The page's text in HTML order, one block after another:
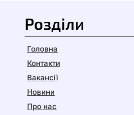
Розділи
Головна
Контакти
Вакансії
Новини
Про нас